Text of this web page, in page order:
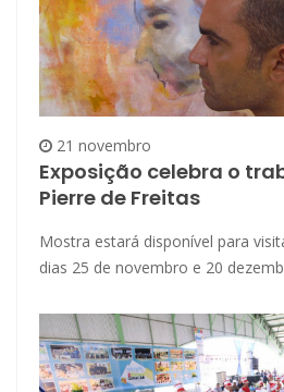
21 novembro
Exposição celebra o
Pierre de Freitas
Mostra estará disponível para
dias 25 de novembro e 20